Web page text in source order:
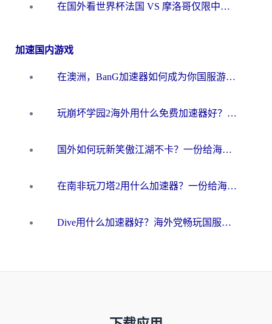
在国外看世界杯法国 VS 摩洛哥仅限中国大陆？海外党这样看中文解说赛事不卡顿
加速国内游戏
在澳洲，BanG加速器如何成为你国服游戏的“时光机”？
玩崩坏学园2海外用什么免费加速器好？2026海外党亲测国服游戏加速指南
国外如何玩新笑傲江湖不卡？一份给海外游子的终极网络指南
在南非玩刀塔2用什么加速器？一份给海外游子的终极生存指南
Dive用什么加速器好？海外党畅玩国服游戏的终极避坑指南